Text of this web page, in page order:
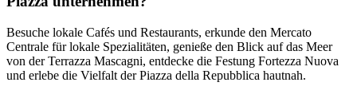
Besuche lokale Cafés und Restaurants, erkunde den Mercato
Centrale für lokale Spezialitäten, genieße den Blick auf das Meer
von der Terrazza Mascagni, entdecke die Festung Fortezza Nuova
und erlebe die Vielfalt der Piazza della Repubblica hautnah.